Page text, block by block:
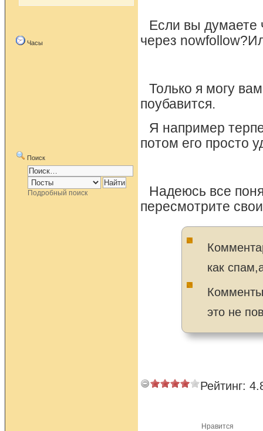
Часы
Поиск
Подробный поиск
Если вы думаете
через
Только я могу
поубавится.
Я например
потом его просто
Надеюсь все
пересмотрите
как
это не
Рейтинг:
Нравится